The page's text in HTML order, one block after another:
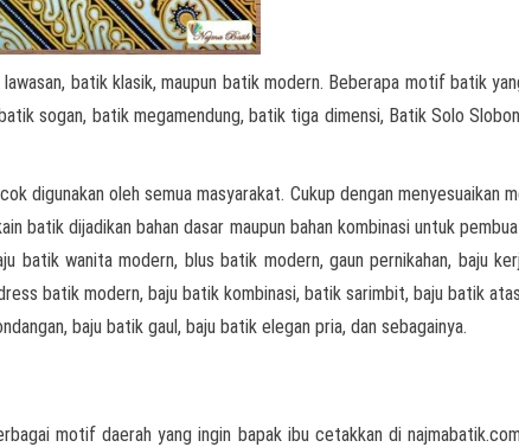
batik klasik, maupun batik modern. Beberapa motif batik
sogan, batik megamendung, batik tiga dimensi, Batik Solo
digunakan oleh semua masyarakat. Cukup dengan menyesuaikan
batik dijadikan bahan dasar maupun bahan kombinasi untuk
batik wanita modern, blus batik modern, gaun pernikahan, baju
batik modern, baju batik kombinasi, batik sarimbit, baju batik
baju batik gaul, baju batik elegan pria, dan sebagainya.
motif daerah yang ingin bapak ibu cetakkan di